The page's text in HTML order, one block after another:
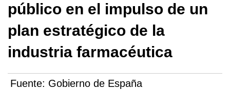
público en el impulso de un
plan estratégico de la
industria farmacéutica
Fuente: Gobierno de España